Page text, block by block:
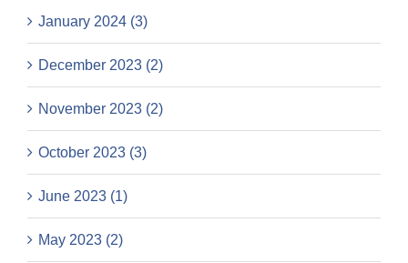
January 2024 (3)
December 2023 (2)
November 2023 (2)
October 2023 (3)
June 2023 (1)
May 2023 (2)